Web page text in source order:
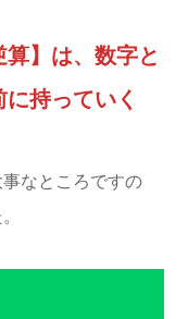
】は、数字と
持っていく
なところですの